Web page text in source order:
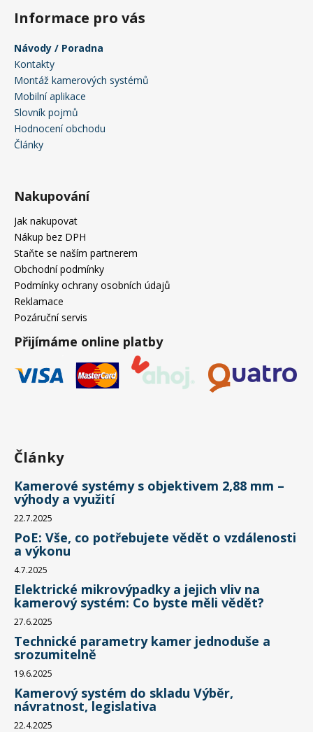
Informace pro vás
Návody / Poradna
Kontakty
Montáž kamerových systémů
Mobilní aplikace
Slovník pojmů
Hodnocení obchodu
Články
Nakupování
Jak nakupovat
Nákup bez DPH
Staňte se naším partnerem
Obchodní podmínky
Podmínky ochrany osobních údajů
Reklamace
Pozáruční servis
Přijímáme online platby
Články
Kamerové systémy s objektivem 2,88 mm –
výhody a využití
22.7.2025
PoE: Vše, co potřebujete vědět o vzdálenosti
a výkonu
4.7.2025
Elektrické mikrovýpadky a jejich vliv na
kamerový systém: Co byste měli vědět?
27.6.2025
Technické parametry kamer jednoduše a
srozumitelně
19.6.2025
Kamerový systém do skladu Výběr,
návratnost, legislativa
22.4.2025